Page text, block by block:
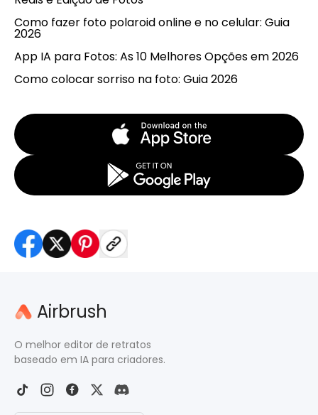
Como fazer foto polaroid online e no celular: Guia
2026
App IA para Fotos: As 10 Melhores Opções em 2026
Como colocar sorriso na foto: Guia 2026
Airbrush
O melhor editor de retratos
baseado em IA para criadores.